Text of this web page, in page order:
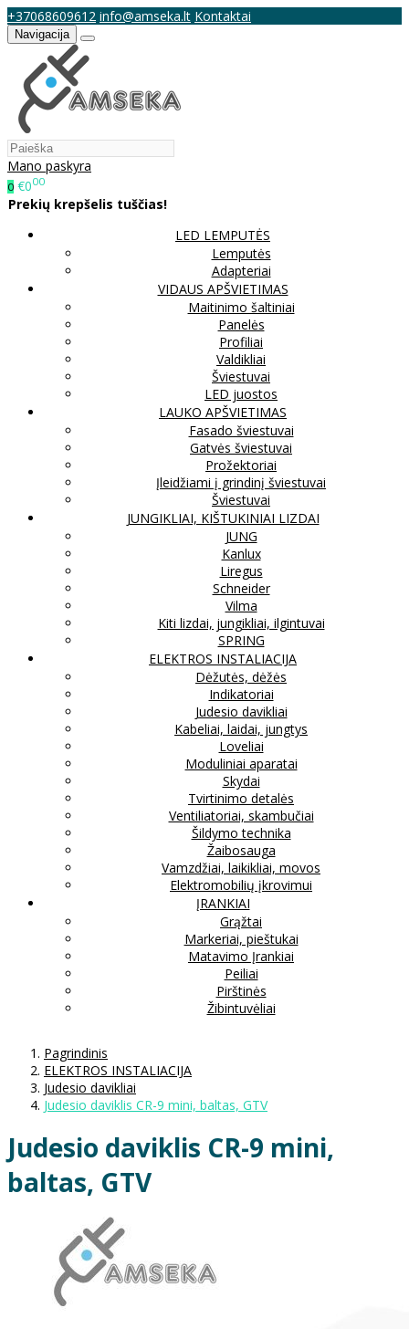
+37068609612 info@amseka.lt Kontaktai
Navigacija
Mano paskyra
0 €000
Prekių krepšelis tuščias!
LED LEMPUTĖS
Lemputės
Adapteriai
VIDAUS APŠVIETIMAS
Maitinimo šaltiniai
Panelės
Profiliai
Valdikliai
Šviestuvai
LED juostos
LAUKO APŠVIETIMAS
Fasado šviestuvai
Gatvės šviestuvai
Prožektoriai
Įleidžiami į grindinį šviestuvai
Šviestuvai
JUNGIKLIAI, KIŠTUKINIAI LIZDAI
JUNG
Kanlux
Liregus
Schneider
Vilma
Kiti lizdai, jungikliai, ilgintuvai
SPRING
ELEKTROS INSTALIACIJA
Dėžutės, dėžės
Indikatoriai
Judesio davikliai
Kabeliai, laidai, jungtys
Loveliai
Moduliniai aparatai
Skydai
Tvirtinimo detalės
Ventiliatoriai, skambučiai
Šildymo technika
Žaibosauga
Vamzdžiai, laikikliai, movos
Elektromobilių įkrovimui
ĮRANKIAI
Grąžtai
Markeriai, pieštukai
Matavimo Įrankiai
Peiliai
Pirštinės
Žibintuvėliai
Pagrindinis
ELEKTROS INSTALIACIJA
Judesio davikliai
Judesio daviklis CR-9 mini, baltas, GTV
Judesio daviklis CR-9 mini,
baltas, GTV